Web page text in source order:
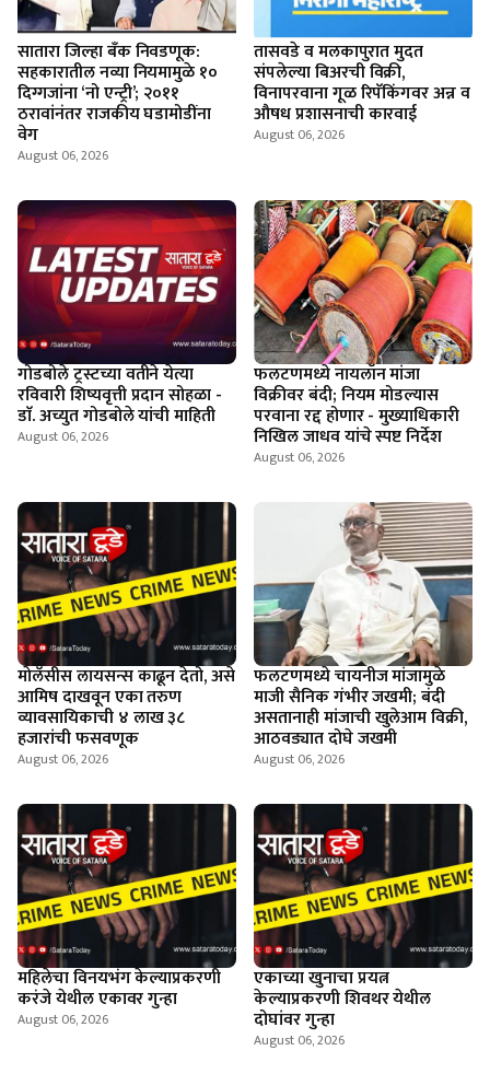
सातारा जिल्हा बँक निवडणूक:
सहकारातील नव्या नियमामुळे १०
दिग्गजांना ‘नो एन्ट्री’; २०११
ठरावांनंतर राजकीय घडामोडींना
वेग
August 06, 2026
तासवडे व मलकापुरात मुदत
संपलेल्या बिअरची विक्री,
विनापरवाना गूळ रिपॅकिंगवर अन्न व
औषध प्रशासनाची कारवाई
August 06, 2026
गोडबोले ट्रस्टच्या वतीने येत्या
रविवारी शिष्यवृत्ती प्रदान सोहळा -
डाॅ. अच्युत गोडबोले यांची माहिती
August 06, 2026
फलटणमध्ये नायलॉन मांजा
विक्रीवर बंदी; नियम मोडल्यास
परवाना रद्द होणार - मुख्याधिकारी
निखिल जाधव यांचे स्पष्ट निर्देश
August 06, 2026
माेलॅसीस लायसन्स काढून देतो, असे
आमिष दाखवून एका तरुण
व्यावसायिकाची ४ लाख ३८
हजारांची फसवणूक
August 06, 2026
फलटणमध्ये चायनीज मांजामुळे
माजी सैनिक गंभीर जखमी; बंदी
असतानाही मांजाची खुलेआम विक्री,
आठवड्यात दोघे जखमी
August 06, 2026
महिलेचा विनयभंग केल्याप्रकरणी
करंजे येथील एकावर गुन्हा
August 06, 2026
एकाच्या खुनाचा प्रयत्न
केल्याप्रकरणी शिवथर येथील
दोघांवर गुन्हा
August 06, 2026